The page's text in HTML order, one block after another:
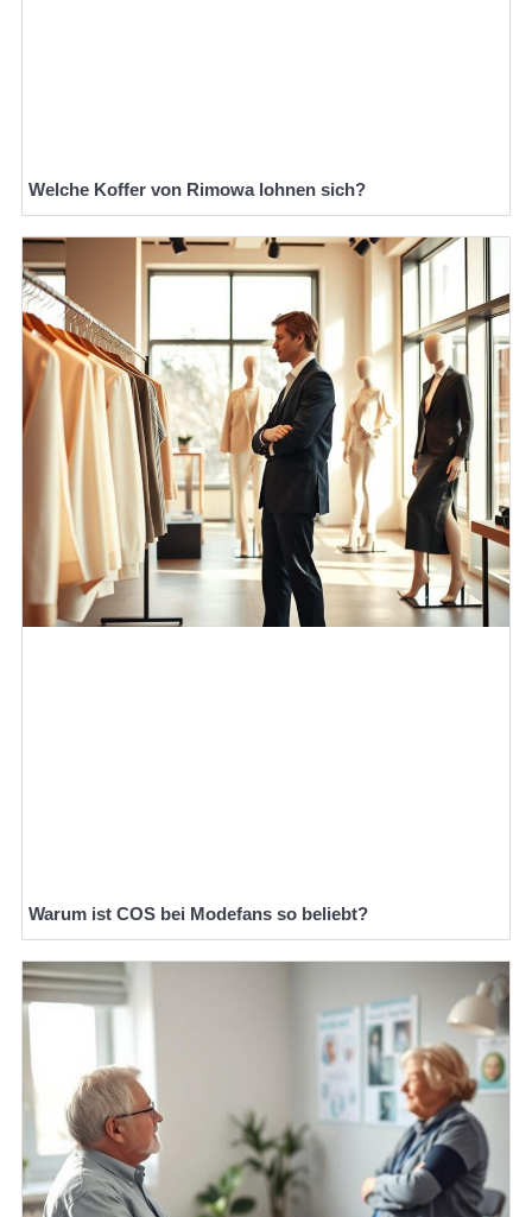
Welche Koffer von Rimowa lohnen sich?
Warum ist COS bei Modefans so beliebt?